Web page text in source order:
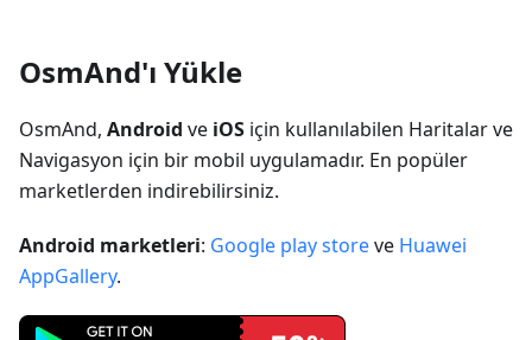
OsmAnd'ı Yükle
OsmAnd, Android ve iOS için kullanılabilen Haritalar ve
Navigasyon için bir mobil uygulamadır. En popüler
marketlerden indirebilirsiniz.
Android marketleri: Google play storeve Huawei
AppGallery.